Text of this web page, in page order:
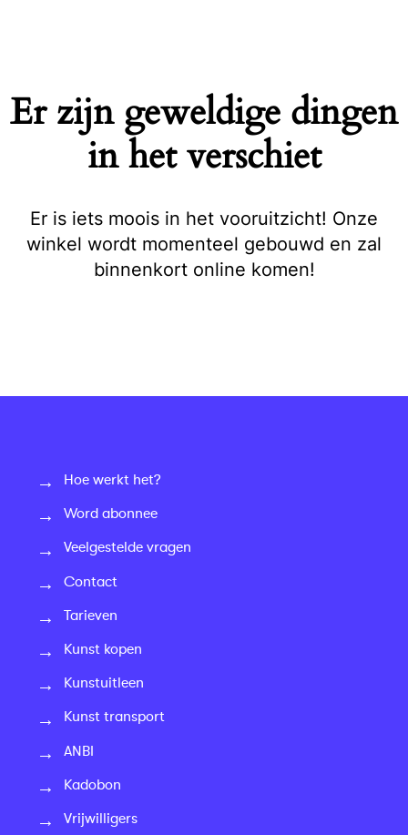
Er zijn geweldige dingen
in het verschiet
Er is iets moois in het vooruitzicht! Onze
winkel wordt momenteel gebouwd en zal
binnenkort online komen!
Hoe werkt het?
Word abonnee
Veelgestelde vragen
Contact
Tarieven
Kunst kopen
Kunstuitleen
Kunst transport
ANBI
Kadobon
Vrijwilligers